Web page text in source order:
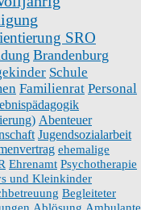
SRO
Brandenburg
Schule
Familienrat Personal
Abenteuer
Jugendsozialarbeit
ehemalige
Ehrenamt Psychotherapie
und Kleinkinder
Begleiteter
Ablösung Ambulante